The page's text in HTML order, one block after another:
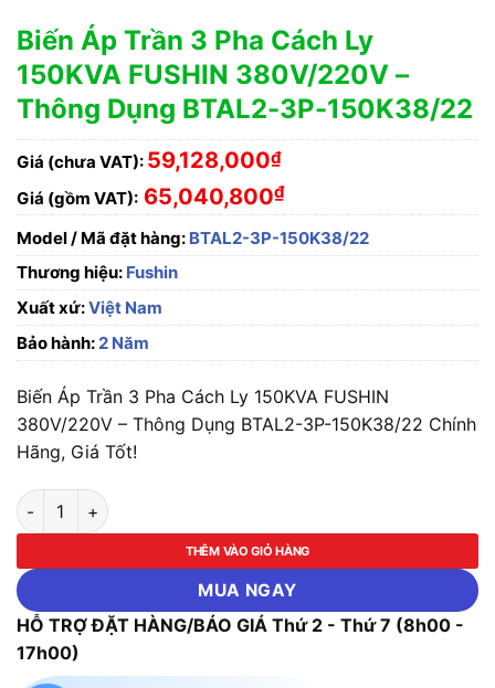
Biến Áp Trần 3 Pha Cách Ly
150KVA FUSHIN 380V/220V –
Thông Dụng BTAL2-3P-150K38/22
Giá (chưa VAT): 59,128,000₫
Giá (gồm VAT): 65,040,800₫
Model / Mã đặt hàng: BTAL2-3P-150K38/22
Thương hiệu: Fushin
Xuất xứ:Việt Nam
Bảo hành:2 Năm
Biến Áp Trần 3 Pha Cách Ly 150KVA FUSHIN
380V/220V – Thông Dụng BTAL2-3P-150K38/22 Chính
Hãng, Giá Tốt!
Biến Áp Trần 3 Pha Cách Ly 150KVA FUSHIN 380V/220V -
THÊM VÀO GIỎ HÀNG
MUA NGAY
HỖ TRỢ ĐẶT HÀNG/BÁO GIÁ Thứ 2 - Thứ 7 (8h00 -
17h00)